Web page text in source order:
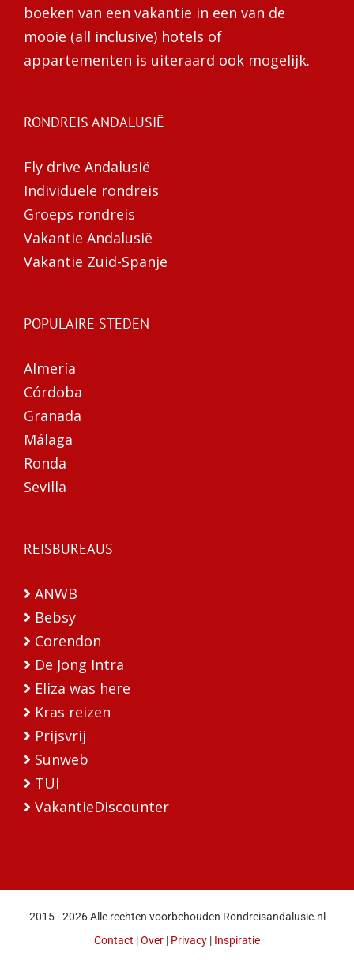
boeken van een vakantie in een van de
mooie (all inclusive) hotels of
appartementen is uiteraard ook mogelijk.
RONDREIS ANDALUSIË
Fly drive Andalusië
Individuele rondreis
Groeps rondreis
Vakantie Andalusië
Vakantie Zuid-Spanje
POPULAIRE STEDEN
Almería
Córdoba
Granada
Málaga
Ronda
Sevilla
REISBUREAUS
ANWB
Bebsy
Corendon
De Jong Intra
Eliza was here
Kras reizen
Prijsvrij
Sunweb
TUI
VakantieDiscounter
2015 - 2026 Alle rechten voorbehouden Rondreisandalusie.nl
Contact |Over | Privacy | Inspiratie